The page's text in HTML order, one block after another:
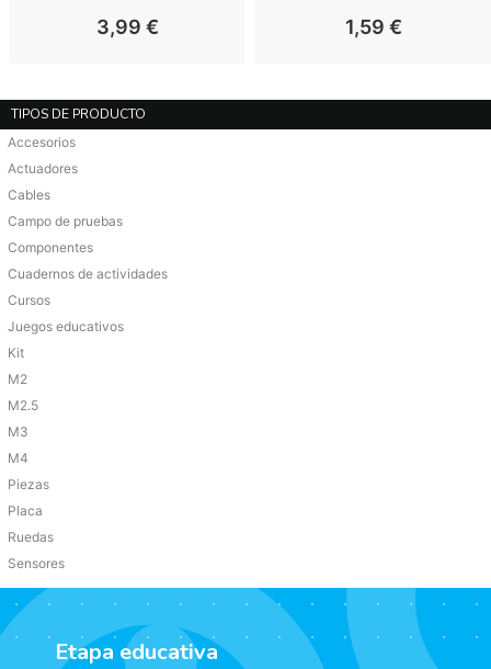
3,99 € 1,59 €
TIPOS DE PRODUCTO
Accesorios
Actuadores
Cables
Campo de pruebas
Componentes
Cuadernos de actividades
Cursos
Juegos educativos
Kit
M2
M2.5
M3
M4
Piezas
Placa
Ruedas
Sensores
Etapa educativa